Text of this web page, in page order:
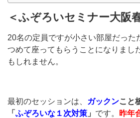
＜ふぞろいセミナー大阪
20名の定員ですが小さい部屋だった
つめて座ってもらうことになりまし
もしれません。
最初のセッションは、 ガックンこと
「 ふぞろいな１次対策 」 です。
昨年